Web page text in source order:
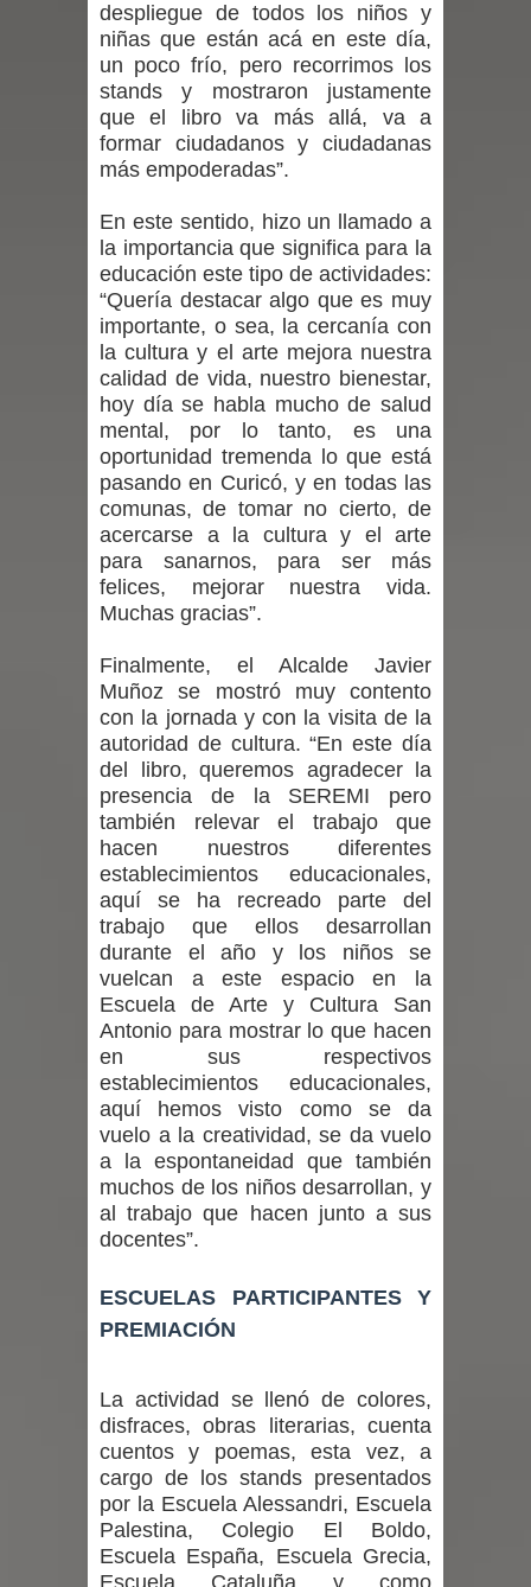
Maule golpea al Gobierno en medio de
denuncias por viviendas sociales en
Talca
Diputado Jorge Guzmán rechaza
proyecto de interconexión eléctrica
en la alta cordillera del Maule por su
impacto ambiental
INDAP entregó $189 millones en
incentivos a usuarios de PRODESAL
de la provincia de Linares
Municipalidad de Curicó apuesta a la
innovación en tecnología educativa
Colegio El Boldo
Municipalidad de Curicó inició
proceso de vacunación escolar
Se activa Código Azul en Talca ante
las bajas temperaturas
despliegue de todos los niños y
niñas que están acá en este día,
un poco frío, pero recorrimos los
stands y mostraron justamente
que el libro va más allá, va a
formar ciudadanos y ciudadanas
más empoderadas”.
En este sentido, hizo un llamado a
la importancia que significa para la
educación este tipo de actividades:
“Quería destacar algo que es muy
importante, o sea, la cercanía con
la cultura y el arte mejora nuestra
calidad de vida, nuestro bienestar,
hoy día se habla mucho de salud
mental, por lo tanto, es una
oportunidad tremenda lo que está
pasando en Curicó, y en todas las
comunas, de tomar no cierto, de
acercarse a la cultura y el arte
para sanarnos, para ser más
felices, mejorar nuestra vida.
Muchas gracias”.
Finalmente, el Alcalde Javier
Muñoz se mostró muy contento
con la jornada y con la visita de la
autoridad de cultura. “En este día
del libro, queremos agradecer la
presencia de la SEREMI pero
también relevar el trabajo que
hacen nuestros diferentes
establecimientos educacionales,
aquí se ha recreado parte del
trabajo que ellos desarrollan
durante el año y los niños se
vuelcan a este espacio en la
Escuela de Arte y Cultura San
Antonio para mostrar lo que hacen
en sus respectivos
establecimientos educacionales,
aquí hemos visto como se da
vuelo a la creatividad, se da vuelo
a la espontaneidad que también
muchos de los niños desarrollan, y
al trabajo que hacen junto a sus
docentes”.
ESCUELAS PARTICIPANTES Y
PREMIACIÓN
La actividad se llenó de colores,
disfraces, obras literarias, cuenta
cuentos y poemas, esta vez, a
cargo de los stands presentados
por la Escuela Alessandri, Escuela
Palestina, Colegio El Boldo,
Escuela España, Escuela Grecia,
Escuela Cataluña y como